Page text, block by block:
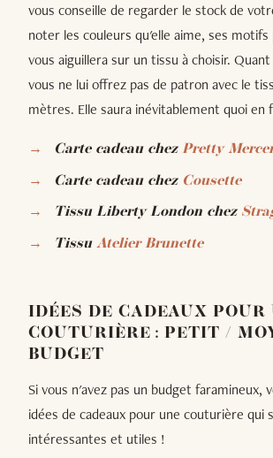
vous conseille de regarder le stock de
noter les couleurs qu'elle aime, ses
vous aiguillera sur un tissu à choisir.
vous ne lui offrez pas de patron avec le
mètres. Elle saura inévitablement quoi en
Carte cadeau chez Pretty
Carte cadeau chez Cousette
Tissu Liberty London chez
Tissu Atelier Brunette
IDÉES DE CADEAUX POUR
COUTURIÈRE : PETIT /
BUDGET
Si vous n'avez pas un budget faramineux,
idées de cadeaux pour une couturière
intéressantes et utiles !